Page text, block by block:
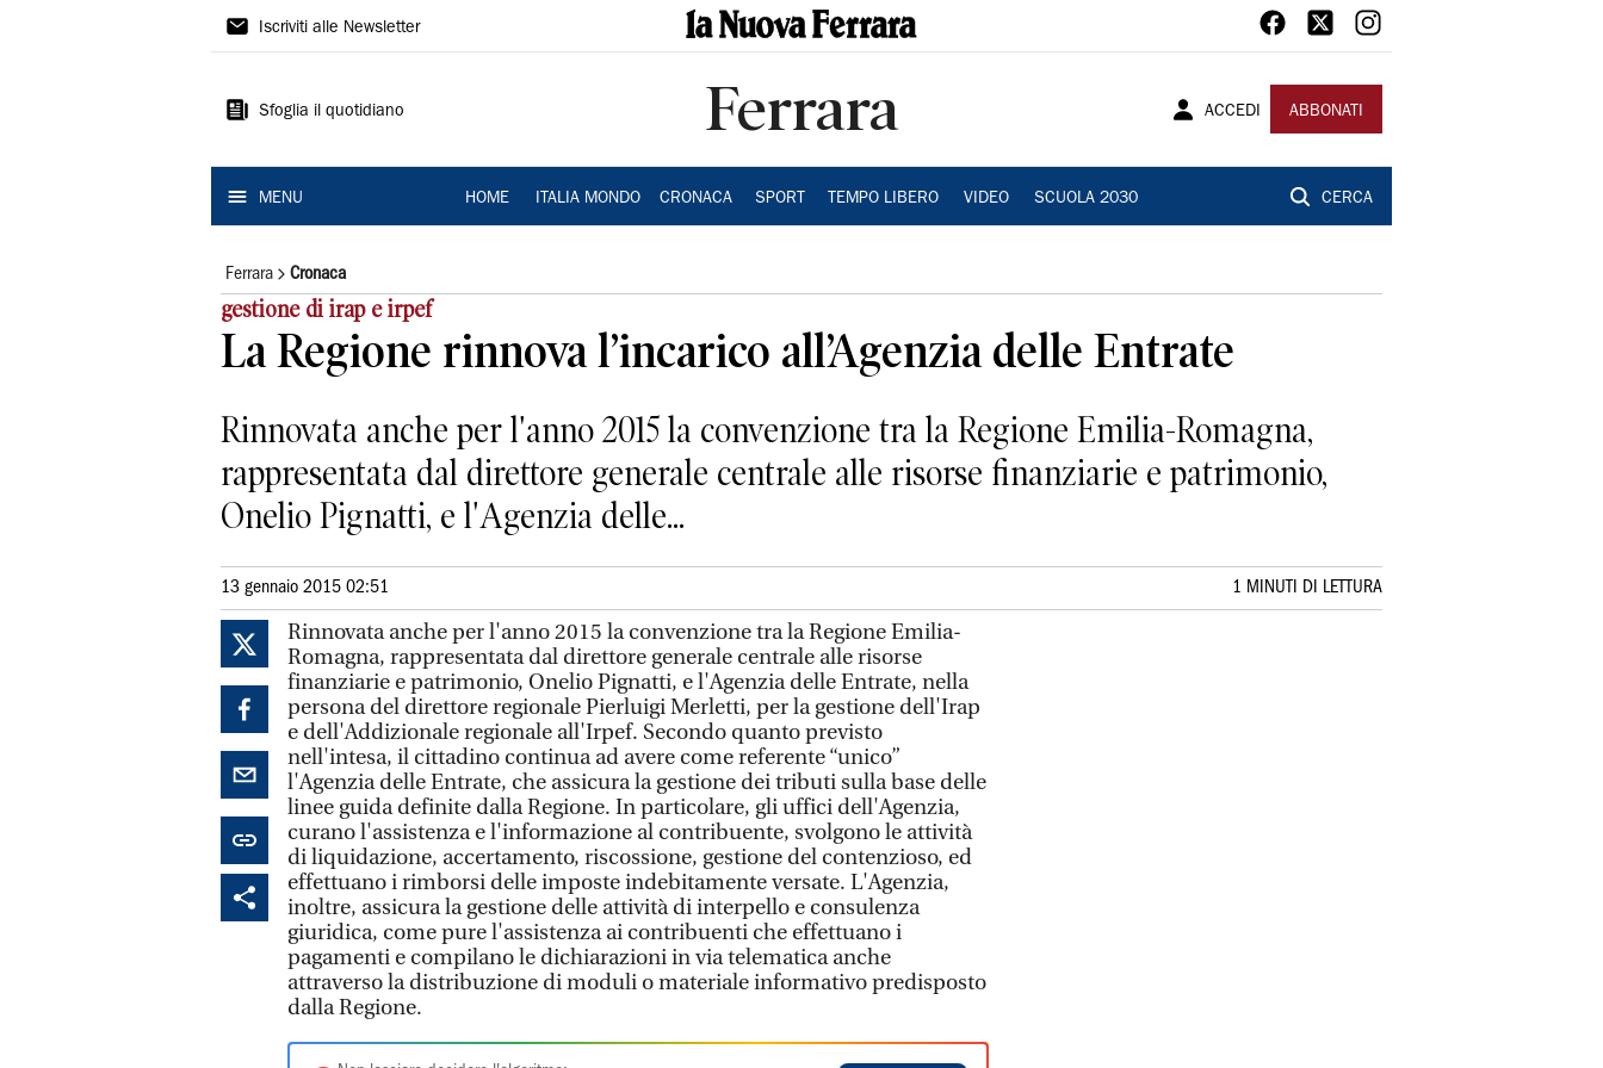
La
Ferrara
Iscriviti alle Newsletter
Sfoglia il quotidiano Ferrara ACCEDI ABBONATI
MENU HOME ITALIA MONDO CRONACA SPORT TEMPO LIBERO VIDEO SCUOLA 2030 CERCA
Ferrara Cronaca
gestione di irap e irpef
La Regione rinnova l’incarico all’Agenzia delle Entrate
Rinnovata anche per l'anno 2015 la convenzione tra la Regione Emilia-Romagna,
rappresentata dal direttore generale centrale alle risorse finanziarie e patrimonio,
Onelio Pignatti, e l'Agenzia delle...
13 gennaio 2015 02:51 1 MINUTI DI LETTURA
Rinnovata anche per l'anno 2015 la convenzione tra la Regione Emilia-
Romagna, rappresentata dal direttore generale centrale alle risorse
finanziarie e patrimonio, Onelio Pignatti, e l'Agenzia delle Entrate, nella
persona del direttore regionale Pierluigi Merletti, per la gestione dell'Irap
e dell'Addizionale regionale all'Irpef. Secondo quanto previsto
nell'intesa, il cittadino continua ad avere come referente “unico”
l'Agenzia delle Entrate, che assicura la gestione dei tributi sulla base delle
linee guida definite dalla Regione. In particolare, gli uffici dell'Agenzia,
curano l'assistenza e l'informazione al contribuente, svolgono le attività
di liquidazione, accertamento, riscossione, gestione del contenzioso, ed
effettuano i rimborsi delle imposte indebitamente versate. L'Agenzia,
inoltre, assicura la gestione delle attività di interpello e consulenza
giuridica, come pure l'assistenza ai contribuenti che effettuano i
pagamenti e compilano le dichiarazioni in via telematica anche
attraverso la distribuzione di moduli o materiale informativo predisposto
dalla Regione.